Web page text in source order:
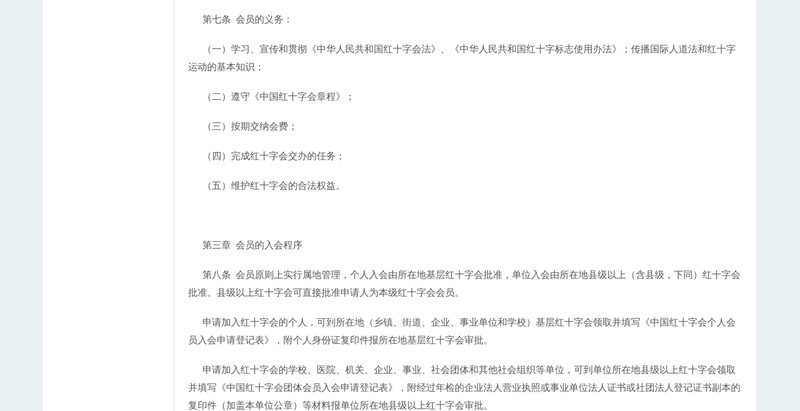
第七条 会员的义务：
（一）学习、宣传和贯彻《中华人民共和国红十字会法》、《中华人民共和国红十字标志使用办法》；传播国际人道法和红十字
运动的基本知识；
（二）遵守《中国红十字会章程》；
（三）按期交纳会费；
（四）完成红十字会交办的任务；
（五）维护红十字会的合法权益。
第三章 会员的入会程序
第八条 会员原则上实行属地管理，个人入会由所在地基层红十字会批准，单位入会由所在地县级以上（含县级，下同）红十字会
批准。县级以上红十字会可直接批准申请人为本级红十字会会员。
申请加入红十字会的个人，可到所在地（乡镇、街道、企业、事业单位和学校）基层红十字会领取并填写《中国红十字会个人会
员入会申请登记表》，附个人身份证复印件报所在地基层红十字会审批。
申请加入红十字会的学校、医院、机关、企业、事业、社会团体和其他社会组织等单位，可到单位所在地县级以上红十字会领取
并填写《中国红十字会团体会员入会申请登记表》，附经过年检的企业法人营业执照或事业单位法人证书或社团法人登记证书副本的
复印件（加盖本单位公章）等材料报单位所在地县级以上红十字会审批。